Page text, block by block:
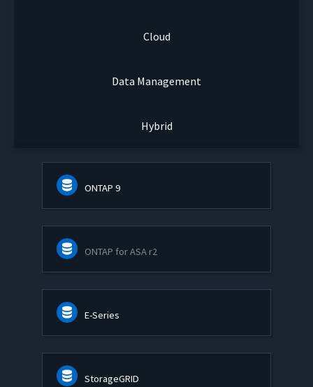
Cloud
Data Management
Hybrid
ONTAP 9
ONTAP for ASA r2
E-Series
StorageGRID